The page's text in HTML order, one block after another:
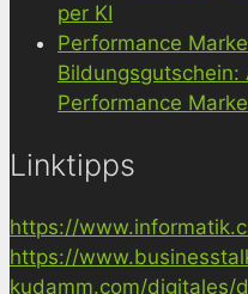
per KI
Performance
Performance
Linktipps
https://
https://
kudamm.com/